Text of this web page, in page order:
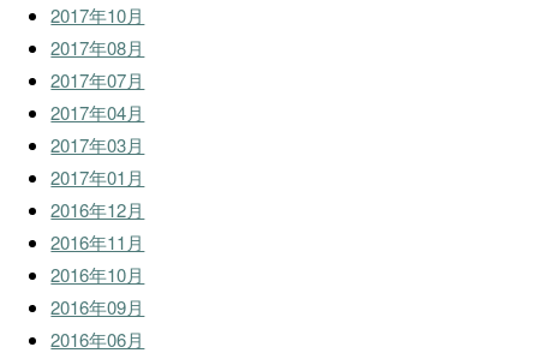
2017年10月
2017年08月
2017年07月
2017年04月
2017年03月
2017年01月
2016年12月
2016年11月
2016年10月
2016年09月
2016年06月